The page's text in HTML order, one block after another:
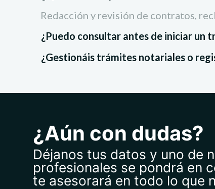
Redacción y revisión de contratos,
¿Puedo consultar antes de iniciar un
¿Gestionáis trámites notariales o
¿Aún con dudas?
Déjanos tus datos y uno de
profesionales se pondrá en
te asesorará en todo lo que